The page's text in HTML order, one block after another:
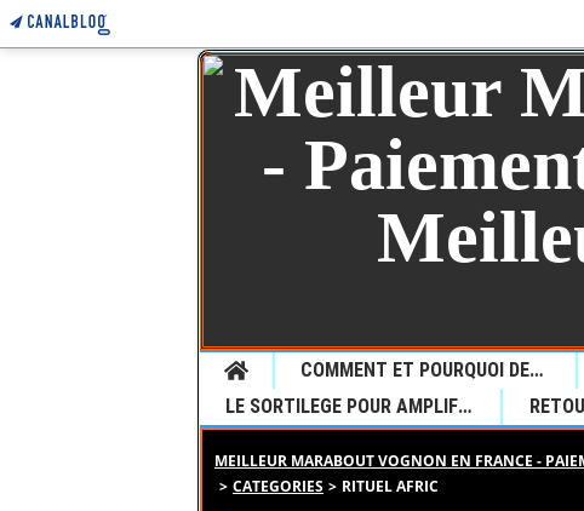
Home COMMENT ET POURQUOI DEMANDER UNE VOYANCE CHEZ LE JEUNE MARABOUT SEDONOU GUETA PAUL?
LE SORTILEGE POUR AMPLIFIER LE DESIR
MEILLEUR MARABOUT VOGNON EN FRANCE -
> CATEGORIES > RITUEL AFRIC